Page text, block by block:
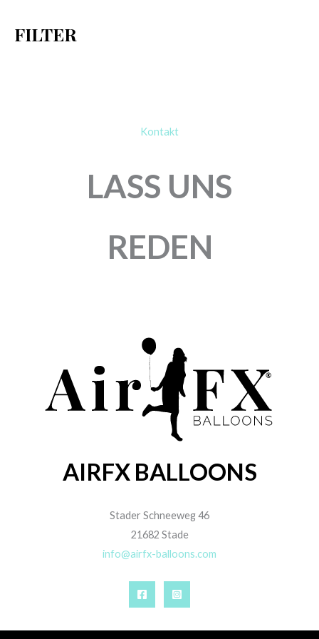
FILTER
Kontakt
LASS UNS
REDEN
AIRFX BALLOONS
Stader Schneeweg 46
21682 Stade
info@airfx-balloons.com